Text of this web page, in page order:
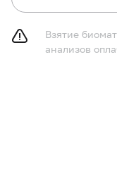
Взятие
анализов